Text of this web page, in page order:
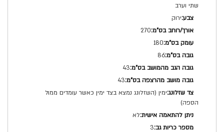
שתי וערב
ירוק
270
180
86
43
43
ימין (השזלונג נמצא בצד ימין כאשר עומדים ממול
הספה)
לא
3